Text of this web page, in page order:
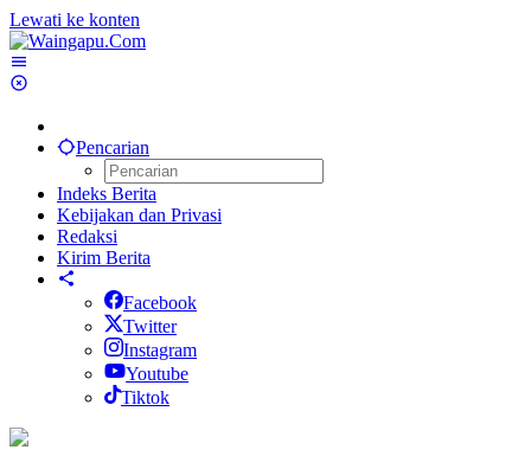
Lewati ke konten
Pencarian
Indeks Berita
Kebijakan dan Privasi
Redaksi
Kirim Berita
Facebook
Twitter
Instagram
Youtube
Tiktok